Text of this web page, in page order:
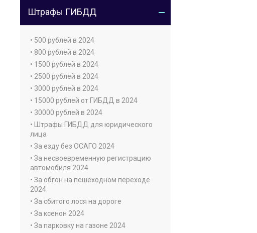
Штрафы ГИБДД
• 500 рублей в 2024
• 800 рублей в 2024
• 1500 рублей в 2024
• 2500 рублей в 2024
• 3000 рублей в 2024
• 15000 рублей от ГИБДД в 2024
• 30000 рублей в 2024
• Штрафы ГИБДД для юридического
лица
• За езду без ОСАГО 2024
• За несвоевременную регистрацию
автомобиля 2024
• За обгон на пешеходном переходе
2024
• За сбитого лося на дороге
• За ксенон 2024
• За парковку на газоне 2024